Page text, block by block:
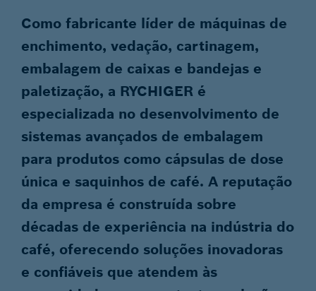
Como fabricante líder de máquinas de
enchimento, vedação, cartinagem,
embalagem de caixas e bandejas e
paletização, a RYCHIGER é
especializada no desenvolvimento de
sistemas avançados de embalagem
para produtos como cápsulas de dose
única e saquinhos de café. A reputação
da empresa é construída sobre
décadas de experiência na indústria do
café, oferecendo soluções inovadoras
e confiáveis que atendem às